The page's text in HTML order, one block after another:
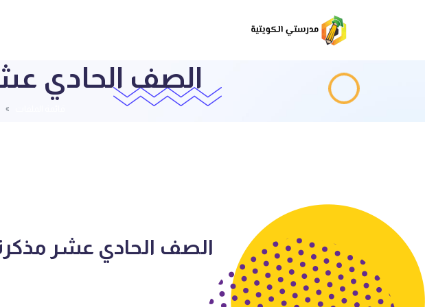
الصف الحادي
الصف الحادي عشر مذكرة